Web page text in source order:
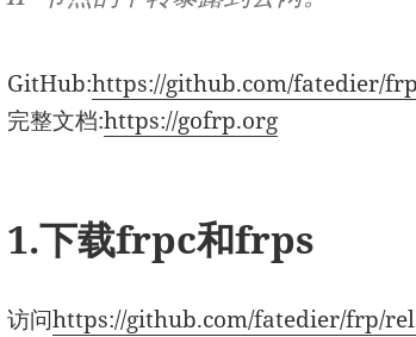
GitHub:https://github.com/fatedier/
完整文档:https://gofrp.org
1.下载frpc和frps
访问https://github.com/fatedier/frp/